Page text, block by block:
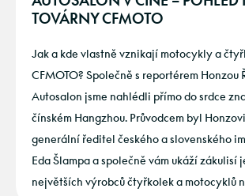
TOVÁRNY CFMOTO
Jak a kde vlastně vznikají motocykly a
CFMOTO? Společně s reportérem Honzou
Autosalon jsme nahlédli přímo do srdce
čínském Hangzhou. Průvodcem byl
generální ředitel českého a slovenského
Eda Šlampa a společně vám ukáží zákulisí
největších výrobců čtyřkolek a motocyklů